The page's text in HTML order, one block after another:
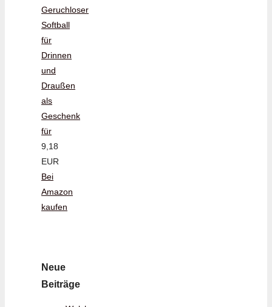
Geruchloser
Softball
für
Drinnen
und
Draußen
als
Geschenk
für
9,18
EUR
Bei
Amazon
kaufen
Neue
Beiträge